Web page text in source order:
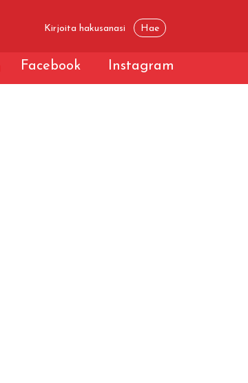
Facebook Instagram